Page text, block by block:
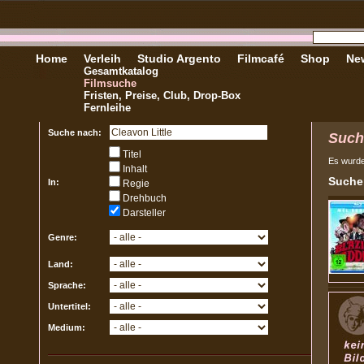
Home Verleih
Gesamtkatalog
Filmsuche
Fristen, Preise, Club, Drop-Box
Fernleihe
Studio Argento Filmcafé Shop
Suche nach:
In:
Titel
Inhalt
Regie
Drehbuch
Darsteller
Genre:
Land:
Sprache:
Untertitel:
Medium:
Es